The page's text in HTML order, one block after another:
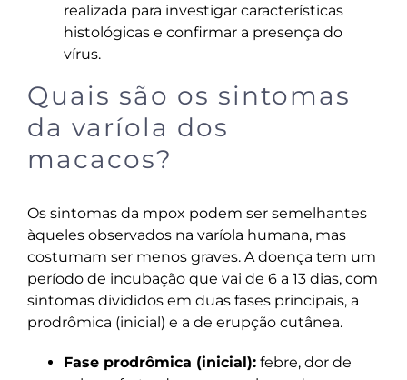
realizada para investigar características
histológicas e confirmar a presença do
vírus.
Quais são os sintomas
da varíola dos
macacos?
Os sintomas da mpox podem ser semelhantes
àqueles observados na varíola humana, mas
costumam ser menos graves. A doença tem um
período de incubação que vai de 6 a 13 dias, com
sintomas divididos em duas fases principais, a
prodrômica (inicial) e a de erupção cutânea.
Fase prodrômica (inicial):febre, dor de